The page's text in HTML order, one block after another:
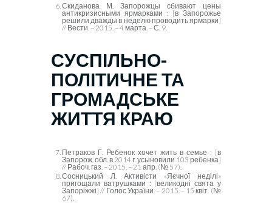
Скиданова М. Запорожцы сбивают цены
антикризисными ярмарками : [в Запорожье
решили дважды в неделю проводить ярмарки]
// Вести. – 2015. – 4 марта. – С. 9.
СУСПІЛЬНО-
ПОЛІТИЧНЕ ТА
ГРОМАДСЬКЕ
ЖИТТЯ КРАЮ
Петраков Г. Ребенок хочет жить в семье : [в
Запорож. обл. в 2014 г. усыновили 103 ребенка]
// Рабоч. газ. – 2015. – 21 апр. (№ 57).
Сосницький Л. Активісти «Яєчної неділі»
пригощали ватрушками : [великодні свята у
Запоріжжі] // Голос України. – 2015. – 15 квіт. (№
67).